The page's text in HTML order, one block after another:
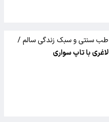
طب سنتی و سبک زندگی سالم /
لاغری با تاپ سواری